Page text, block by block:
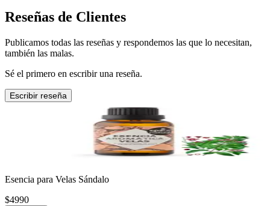
Reseñas de Clientes
Publicamos todas las reseñas y respondemos las que lo necesitan,
también las malas.
Sé el primero en escribir una reseña.
Escribir reseña
Esencia para Velas Sándalo
$4990